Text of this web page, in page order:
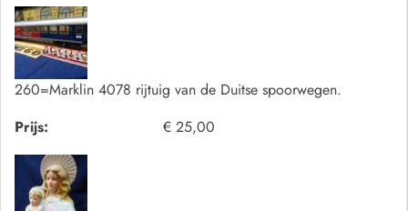
260=Marklin 4078 rijtuig van de Duitse spoorwegen.
Prijs:
€ 25,00